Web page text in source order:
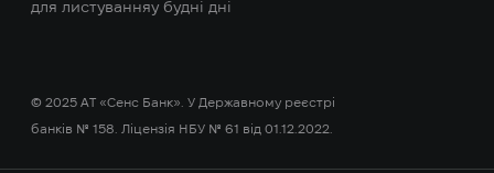
для листуванняу будні дні
© 2025 АТ «Сенс Банк». У Державному реєстрі
банків № 158. Ліцензія НБУ № 61 від 01.12.2022.